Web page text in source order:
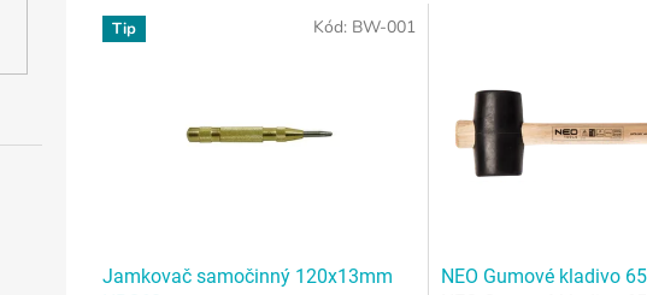
V Tip
Jamkovač samočinný 120x13mm
Kód: BW-001
NEO Gumové kladivo